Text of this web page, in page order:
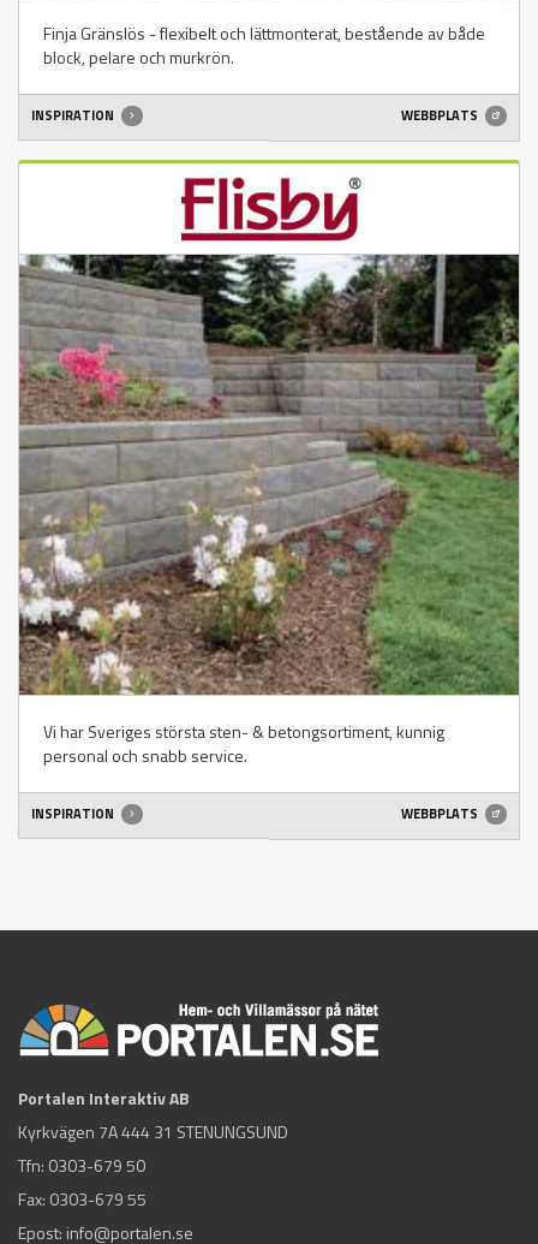
Finja Gränslös - flexibelt och lättmonterat, bestående av både
block, pelare och murkrön.
INSPIRATION WEBBPLATS
Vi har Sveriges största sten- & betongsortiment, kunnig
personal och snabb service.
INSPIRATION WEBBPLATS
Portalen Interaktiv AB
Kyrkvägen 7A 444 31 STENUNGSUND
Tfn: 0303-679 50
Fax: 0303-679 55
Epost: info@portalen.se